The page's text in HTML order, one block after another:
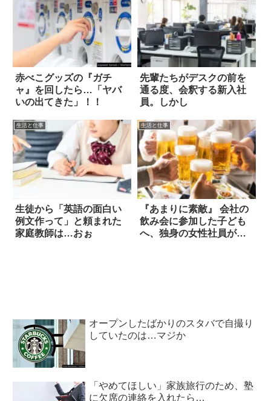
赤べこグッズの『ガチ
ャ』を回したら…「ヤバ
いの出てきた」！！
先輩たちがデスクの前を
通る度、会釈する新入社
員。しかし
生活と仕事
生徒から「英語の面白い
例文作って」と頼まれた
家庭教師は…おぉ
生活と仕事
『あまりに素敵』 会社の
飲み会に参加した子ども
へ、独身の女性社員が…
オープンしたばかりのスタバで自撮り
していたのは…マジか
「やめてほしい」家族旅行のため、塾
に欠席の連絡を入れたら…